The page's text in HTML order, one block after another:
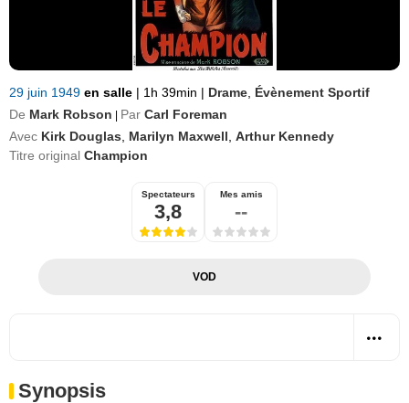
29 juin 1949 en salle | 1h 39min | Drame Évènement Sportif
De Mark Robson Par Carl Foreman
Avec Kirk Douglas Marilyn Maxwell Arthur Kennedy
Titre original Champion
Spectateurs
3,8
Mes amis
--
VOD
Synopsis